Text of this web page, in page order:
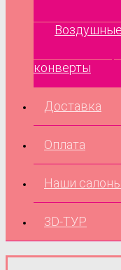
конверты
Доставка
Оплата
Наши салоны
3D-ТУР